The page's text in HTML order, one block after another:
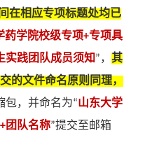
在相应专项标题处均已
药学院校级专项+专项具
实践团队成员须知”， 其
的文件命名原则同理，
包，并命名为“山东大学
团队名称”提交至邮箱